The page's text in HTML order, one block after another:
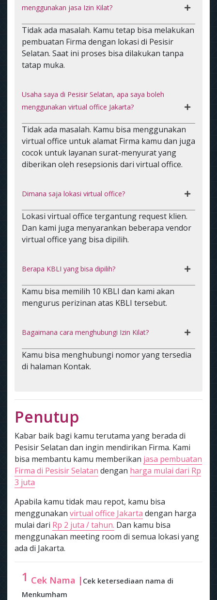
menggunakan jasa Izin Kilat?
Tidak ada masalah. Kamu tetap bisa melakukan
pembuatan Firma dengan lokasi di Pesisir
Selatan. Saat ini proses bisa dilakukan tanpa
tatap muka.
Usaha saya di Pesisir Selatan, apa saya boleh
menggunakan virtual office Jakarta?
Tidak ada masalah. Kamu bisa menggunakan
virtual office untuk alamat Firma kamu dan juga
cocok untuk layanan surat-menyurat yang
diberikan oleh resepsionis dari virtual office.
Dimana saja lokasi virtual office?
Lokasi virtual office tergantung request klien.
Dan kami juga menyarankan beberapa vendor
virtual office yang bisa dipilih.
Berapa KBLI yang bisa dipilih?
Kamu bisa memilih 10 KBLI dan kami akan
mengurus perizinan atas KBLI tersebut.
Bagaimana cara menghubungi Izin Kilat?
Kamu bisa menghubungi nomor yang tersedia
di halaman Kontak.
Penutup
Kabar baik bagi kamu terutama yang berada di
Pesisir Selatan dan ingin mendirikan Firma. Kami
bisa membantu kamu memberikan jasa pembuatan
Firma di Pesisir Selatan dengan harga mulai dari Rp
3 juta
Apabila kamu tidak mau repot, kamu bisa
menggunakan virtual office Jakarta dengan harga
mulai dari Rp 2 juta / tahun. Dan kamu bisa
menggunakan meeting room di semua lokasi yang
ada di Jakarta.
1 Cek Nama | Cek ketersediaan nama di
Menkumham